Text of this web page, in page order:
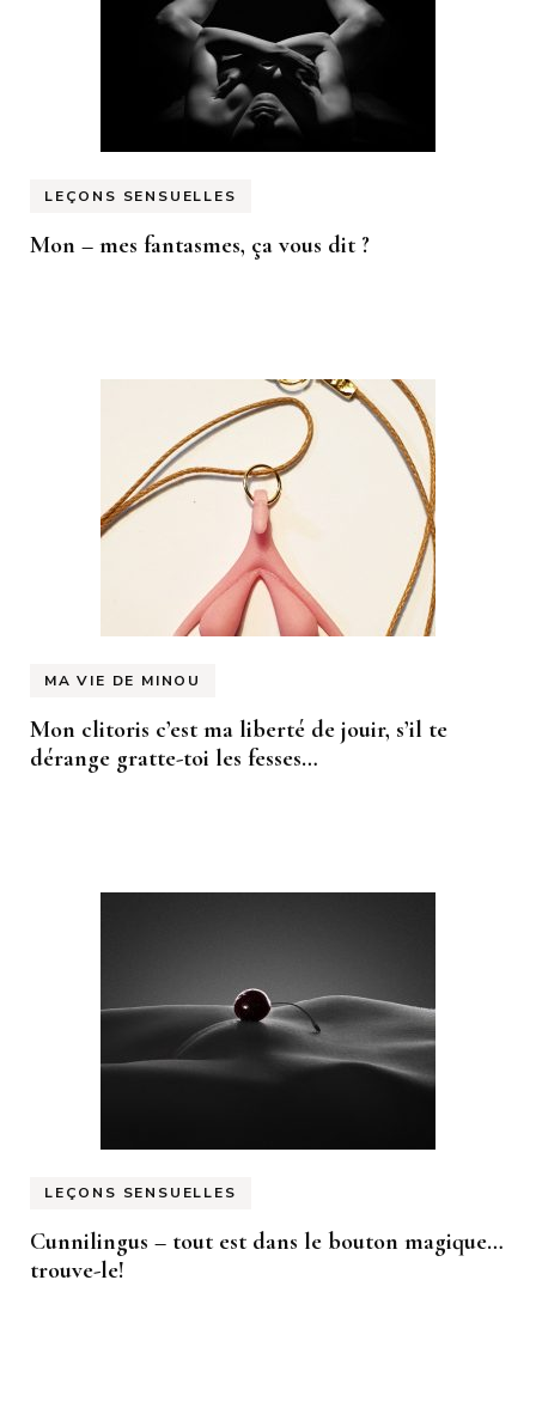
LEÇONS SENSUELLES
Mon – mes fantasmes, ça vous dit ?
MA VIE DE MINOU
Mon clitoris c’est ma liberté de jouir, s’il te
dérange gratte-toi les fesses…
LEÇONS SENSUELLES
Cunnilingus – tout est dans le bouton magique…
trouve-le!